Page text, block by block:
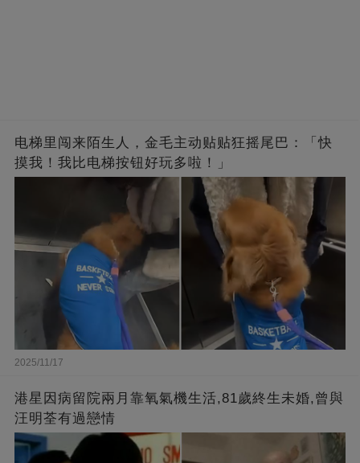
电梯里闯来陌生人，金毛主动贴贴狂摇尾巴：「快
摸我！我比电梯按钮好玩多啦！」
2025/11/17
港星因病留院兩月靠氧氣機生活,81歲終生未婚,曾與
汪明荃有過戀情